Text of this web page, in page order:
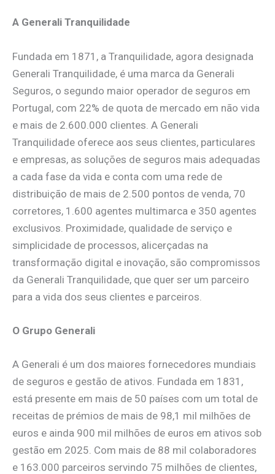
A Generali Tranquilidade
Fundada em 1871, a Tranquilidade, agora designada
Generali Tranquilidade, é uma marca da Generali
Seguros, o segundo maior operador de seguros em
Portugal, com 22% de quota de mercado em não vida
e mais de 2.600.000 clientes. A Generali
Tranquilidade oferece aos seus clientes, particulares
e empresas, as soluções de seguros mais adequadas
a cada fase da vida e conta com uma rede de
distribuição de mais de 2.500 pontos de venda, 70
corretores, 1.600 agentes multimarca e 350 agentes
exclusivos. Proximidade, qualidade de serviço e
simplicidade de processos, alicerçadas na
transformação digital e inovação, são compromissos
da Generali Tranquilidade, que quer ser um parceiro
para a vida dos seus clientes e parceiros.
O Grupo Generali
A Generali é um dos maiores fornecedores mundiais
de seguros e gestão de ativos. Fundada em 1831,
está presente em mais de 50 países com um total de
receitas de prémios de mais de 98,1 mil milhões de
euros e ainda 900 mil milhões de euros em ativos sob
gestão em 2025. Com mais de 88 mil colaboradores
e 163.000 parceiros servindo 75 milhões de clientes,